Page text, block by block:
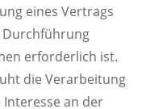
eines Vertrags
erforderlich ist.
die Verarbeitung
an der